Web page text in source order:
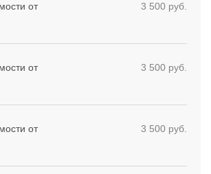
от
3 500 руб.
от
3 500 руб.
от
3 500 руб.